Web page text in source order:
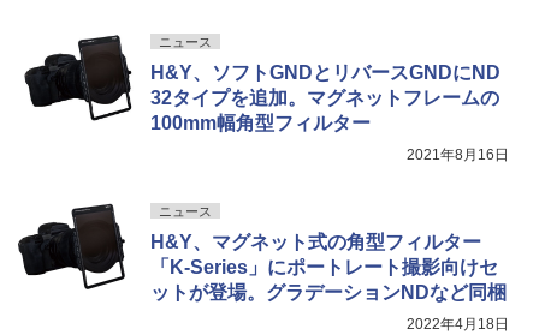
ニュース
H&Y、ソフトGNDとリバースGNDにND
32タイプを追加。マグネットフレームの
100mm幅角型フィルター
2021年8月16日
ニュース
H&Y、マグネット式の角型フィルター
「K-Series」にポートレート撮影向けセ
ットが登場。グラデーションNDなど同梱
2022年4月18日